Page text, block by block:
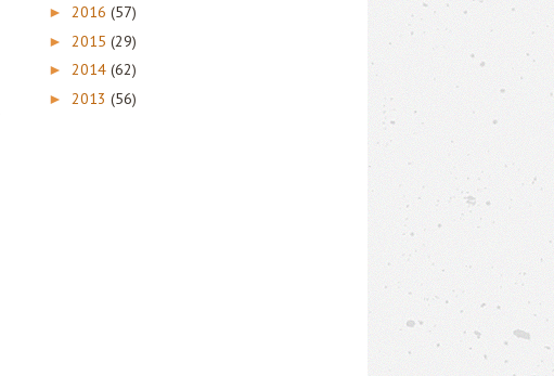
► 2016 (57)
► 2015 (29)
► 2014 (62)
► 2013 (56)